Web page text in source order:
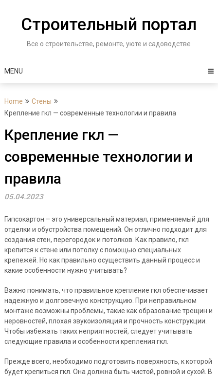
contentСтроительный портал
Все о строительстве, ремонте, уюте и садоводстве
MENU
Home
Стены
Крепление гкл — современные технологии и правила
Крепление гкл —
современные технологии и
правила
05.04.2023
Гипсокартон – это универсальный материал, применяемый для
отделки и обустройства помещений. Он отлично подходит для
создания стен, перегородок и потолков. Как правило, гкл
крепится к стене или потолку с помощью специальных
крепежей. Но как правильно осуществить данный процесс и
какие особенности нужно учитывать?
Важно понимать, что правильное крепление гкл обеспечивает
надежную и долговечную конструкцию. При неправильном
монтаже возможны проблемы, такие как образование трещин и
неровностей, плохая звукоизоляция и прочность конструкции.
Чтобы избежать таких неприятностей, следует учитывать
следующие правила и особенности крепления гкл.
Прежде всего, необходимо подготовить поверхность, к которой
будет крепиться гкл. Она должна быть чистой, ровной и сухой. В